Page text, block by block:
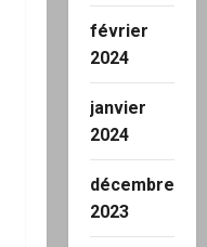
février
2024
janvier
2024
décembre
2023